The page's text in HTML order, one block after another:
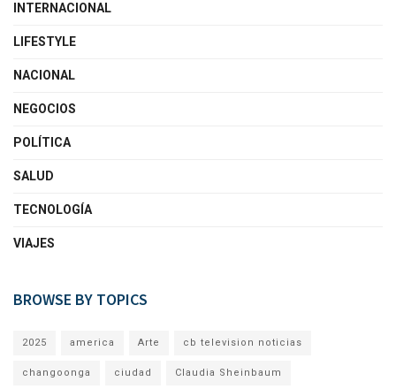
INTERNACIONAL
LIFESTYLE
NACIONAL
NEGOCIOS
POLÍTICA
SALUD
TECNOLOGÍA
VIAJES
BROWSE BY TOPICS
2025 america Arte cb television noticias
changoonga ciudad Claudia Sheinbaum